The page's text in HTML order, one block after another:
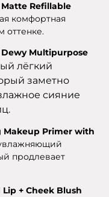
Refillable
комфортная
оттенке.
Multipurpose
лёгкий
заметно
сияние
Makeup Primer with
продлевает
+ Cheek Blush